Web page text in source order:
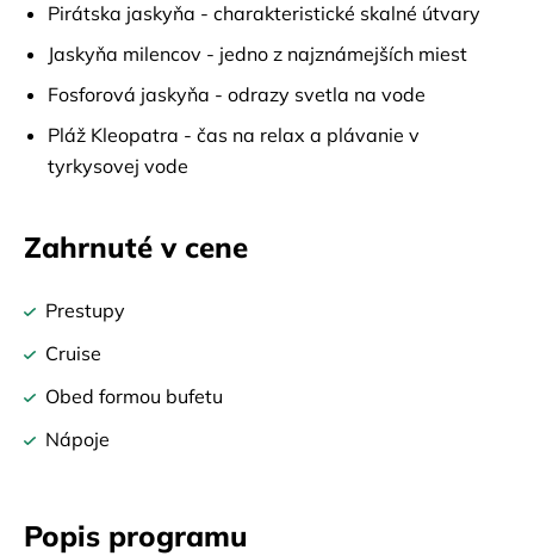
Pirátska jaskyňa - charakteristické skalné útvary
Jaskyňa milencov - jedno z najznámejších miest
Fosforová jaskyňa - odrazy svetla na vode
Pláž Kleopatra - čas na relax a plávanie v
tyrkysovej vode
Zahrnuté v cene
Prestupy
Cruise
Obed formou bufetu
Nápoje
Popis programu